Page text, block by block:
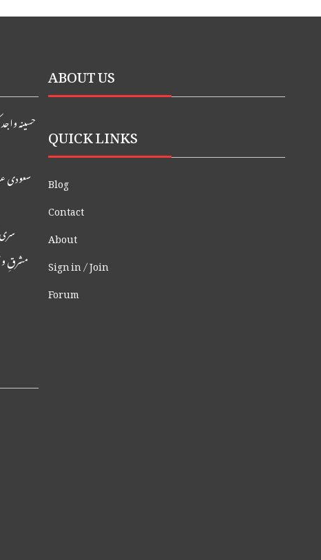
حسینہ
سعودی
مشرقِ
ABOUT US
QUICK LINKS
Blog
Contact
About
Sign in / Join
Forum